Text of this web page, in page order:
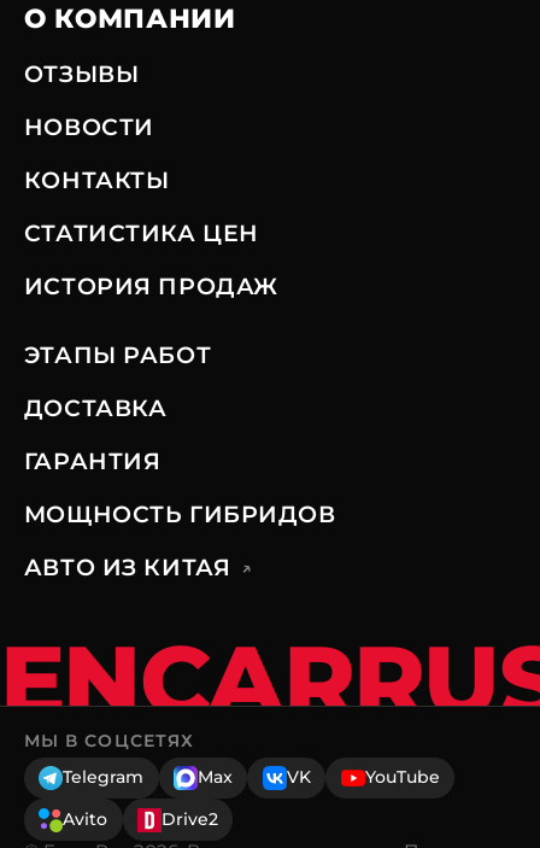
О КОМПАНИИ
ОТЗЫВЫ
НОВОСТИ
КОНТАКТЫ
СТАТИСТИКА ЦЕН
ИСТОРИЯ ПРОДАЖ
ЭТАПЫ РАБОТ
ДОСТАВКА
ГАРАНТИЯ
МОЩНОСТЬ ГИБРИДОВ
АВТО ИЗ КИТАЯ
↗
МЫ В СОЦСЕТЯХ
Telegram
Max VK YouTube
Avito Drive2